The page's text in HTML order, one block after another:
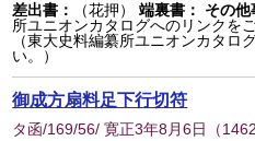
差出書： （花押） 端裏書： その他
所ユニオンカタログへのリンクを
（東大史料編纂所ユニオンカタロ
い。）
御成方扇料足下行切符
タ函/169/56/ 寛正3年8月6日 （1462